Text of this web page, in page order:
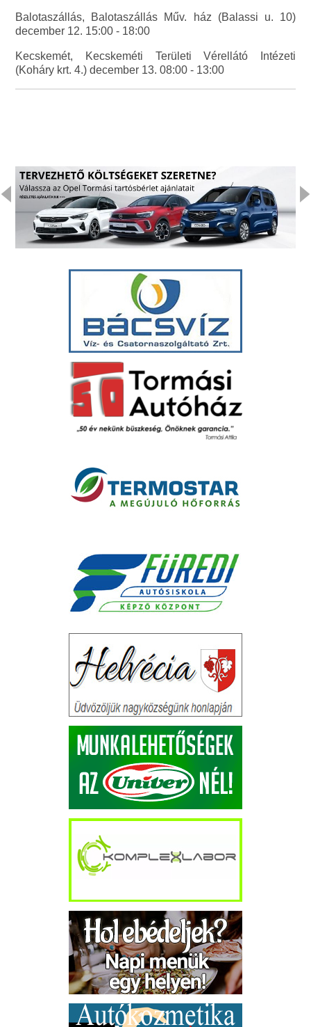
Balotaszállás, Balotaszállás Műv. ház (Balassi u. 10)
december 12. 15:00 - 18:00
Kecskemét, Kecskeméti Területi Vérellátó Intézeti
(Koháry krt. 4.) december 13. 08:00 - 13:00